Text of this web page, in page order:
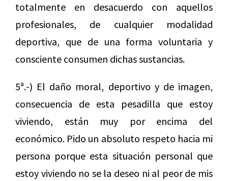
totalmente en desacuerdo con aquellos
profesionales, de cualquier modalidad
deportiva, que de una forma voluntaria y
consciente consumen dichas sustancias.
5ª.-) El daño moral, deportivo y de imagen,
consecuencia de esta pesadilla que estoy
viviendo, están muy por encima del
económico. Pido un absoluto respeto hacia mi
persona porque esta situación personal que
estoy viviendo no se la deseo ni al peor de mis